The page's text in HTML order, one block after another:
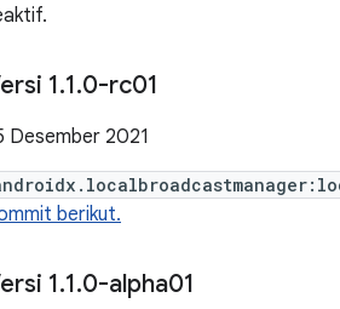
1.1.0-rc01
Desember 2021
berikut.
1.1.0-alpha01